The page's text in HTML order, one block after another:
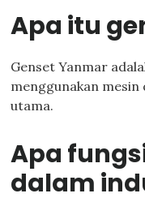
Apa itu
Genset Yanmar
menggunakan mesin
utama.
Apa
dalam